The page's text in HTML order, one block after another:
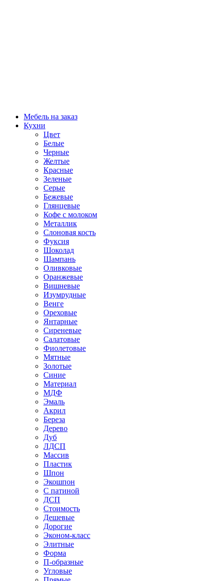
Мебель на заказ
Кухни
Цвет
Белые
Черные
Желтые
Красные
Зеленые
Серые
Бежевые
Глянцевые
Кофе с молоком
Металлик
Слоновая кость
Фуксия
Шоколад
Шампань
Оливковые
Оранжевые
Вишневые
Изумрудные
Венге
Ореховые
Янтарные
Сиреневые
Салатовые
Фиолетовые
Мятные
Золотые
Синие
Материал
МДФ
Эмаль
Акрил
Береза
Дерево
Дуб
ЛДСП
Массив
Пластик
Шпон
Экошпон
С патиной
ДСП
Стоимость
Дешевые
Дорогие
Эконом-класс
Элитные
Форма
П-образные
Угловые